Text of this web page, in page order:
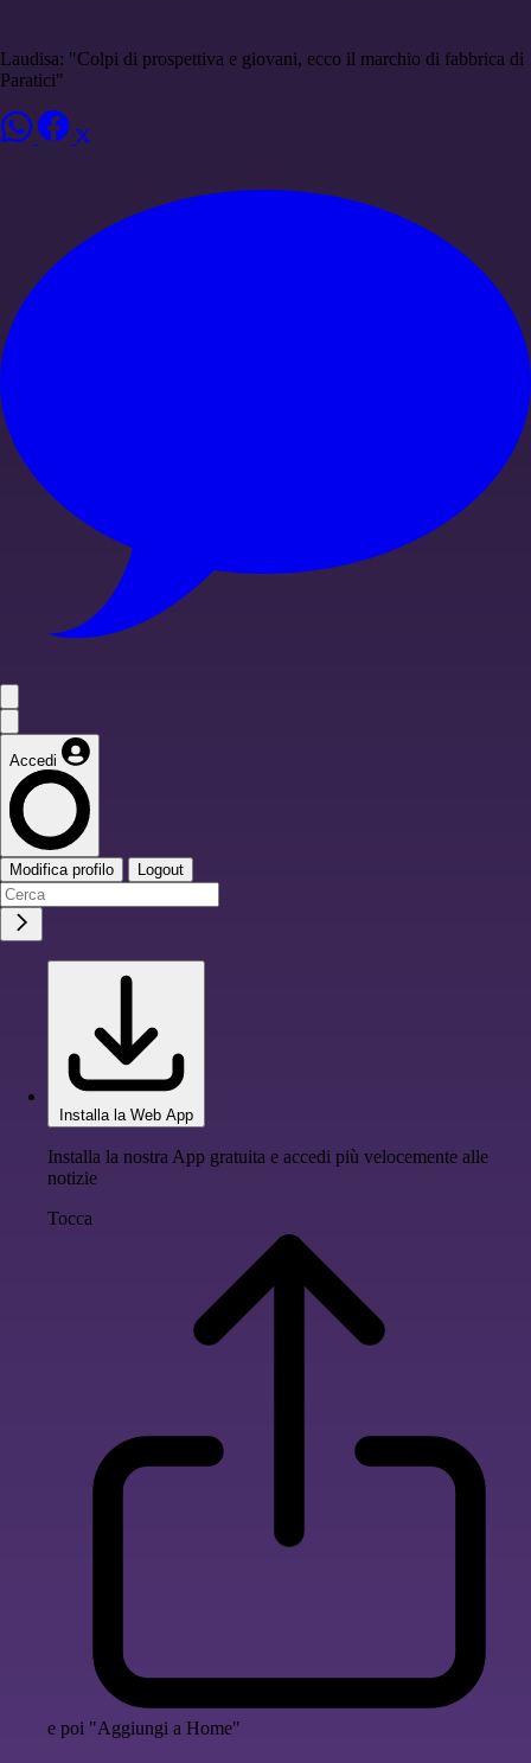
Laudisa: "Colpi di prospettiva e giovani, ecco il marchio di fabbrica di
Paratici"
Accedi
Modifica profilo Logout
Installa la Web App
Installa la nostra App gratuita e accedi più velocemente alle
notizie
Tocca
e poi "Aggiungi a Home"